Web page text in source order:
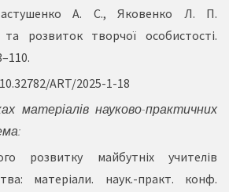
А. С., Яковенко Л. П.
розвиток творчої особистості.
ART/2025-1-18
матеріалів науково-практичних
розвитку майбутніх учителів
матеріали. наук.-практ. конф.